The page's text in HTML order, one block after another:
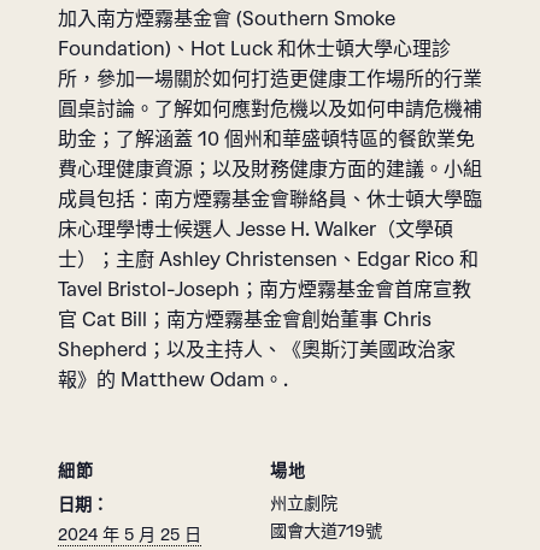
加入南方煙霧基金會 (Southern Smoke
Foundation)、Hot Luck 和休士頓大學心理診
所，參加一場關於如何打造更健康工作場所的行業
圓桌討論。了解如何應對危機以及如何申請危機補
助金；了解涵蓋 10 個州和華盛頓特區的餐飲業免
費心理健康資源；以及財務健康方面的建議。小組
成員包括：南方煙霧基金會聯絡員、休士頓大學臨
床心理學博士候選人 Jesse H. Walker（文學碩
士）；主廚 Ashley Christensen、Edgar Rico 和
Tavel Bristol-Joseph；南方煙霧基金會首席宣教
官 Cat Bill；南方煙霧基金會創始董事 Chris
Shepherd；以及主持人、《奧斯汀美國政治家
報》的 Matthew Odam。.
細節
日期：
2024 年 5 月 25 日
場地
州立劇院
國會大道719號